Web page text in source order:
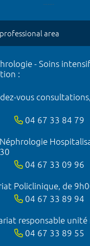
area
- Soins
:
vous
04 67 33 84 79
04 67 33 09 96
Policlinique, de
04 67 33 89 94
responsable unité
04 67 33 89 55